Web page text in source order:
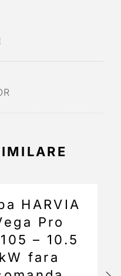
HARVIA
Pro
– 10.5
kW fara